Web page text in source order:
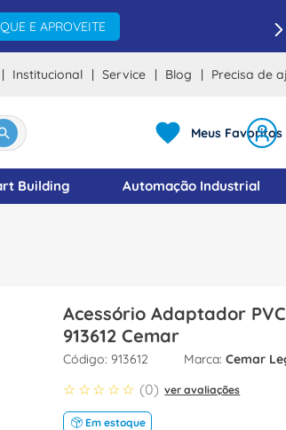
E APROVEITE
Institucional Service Blog Precisa de
Meus Favoritos
Building Automação Industrial
Acessório Adaptador
913612 Cemar
: 913612 Cemar
☆ ☆ ☆ ☆ ☆ (0) ver avaliações
Em estoque